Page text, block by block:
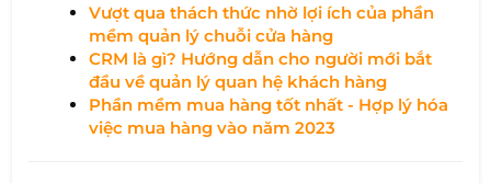
Vượt qua thách thức nhờ lợi ích của phần
mềm quản lý chuỗi cửa hàng
CRM là gì? Hướng dẫn cho người mới bắt
đầu về quản lý quan hệ khách hàng
Phần mềm mua hàng tốt nhất - Hợp lý hóa
việc mua hàng vào năm 2023